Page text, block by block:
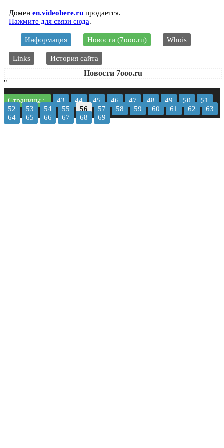
Домен en.videohere.ru продается.
Нажмите для связи сюда.
Информация Новости (7ooo.ru) Whois
Links История сайта
Новости 7ooo.ru
"
Страницы : 43 44 45 46 47 48 49 50
51
52
53 54 55 56 57 58 59 60 61 62
63
64
65 66 67 68 69